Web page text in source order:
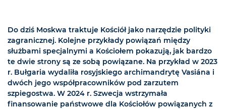
Do dziś Moskwa traktuje Kościół jako narzędzie polityki
zagranicznej. Kolejne przykłady powiązań między
służbami specjalnymi a Kościołem pokazują, jak bardzo
te dwie strony są ze sobą powiązane. Na przykład w 2023
r. Bułgaria wydaliła rosyjskiego archimandrytę Vasiána i
dwóch jego współpracowników pod zarzutem
szpiegostwa. W 2024 r. Szwecja wstrzymała
finansowanie państwowe dla Kościołów powiązanych z